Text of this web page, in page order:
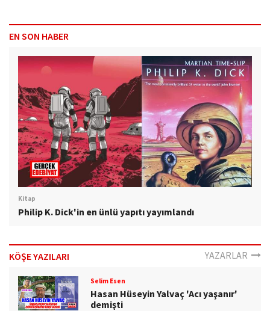
EN SON HABER
Kitap
Philip K. Dick'in en ünlü yapıtı yayımlandı
KÖŞE YAZILARI YAZARLAR
Selim Esen
Hasan Hüseyin Yalvaç 'Acı yaşanır'
demişti